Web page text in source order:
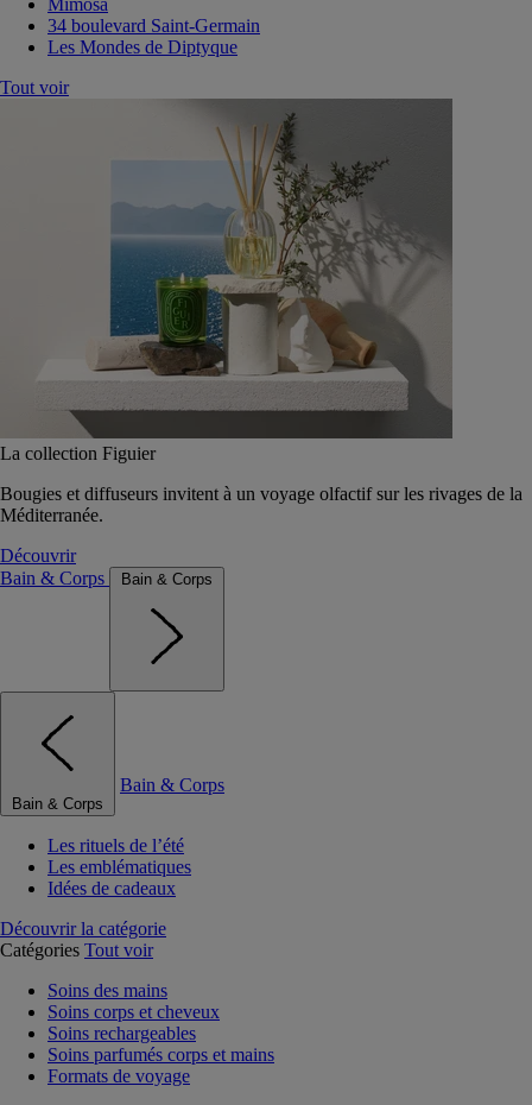
Mimosa
34 boulevard Saint-Germain
Les Mondes de Diptyque
Tout voir
La collection Figuier
Bougies et diffuseurs invitent à un voyage olfactif sur les rivages de la
Méditerranée.
Découvrir
Bain & Corps
Bain & Corps
Bain & Corps
Bain & Corps
Les rituels de l’été
Les emblématiques
Idées de cadeaux
Découvrir la catégorie
Catégories Tout voir
Soins des mains
Soins corps et cheveux
Soins rechargeables
Soins parfumés corps et mains
Formats de voyage